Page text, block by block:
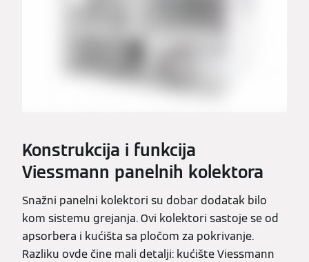
Konstrukcija i funkcija
Viessmann panelnih kolektora
Snažni panelni kolektori su dobar dodatak bilo
kom sistemu grejanja. Ovi kolektori sastoje se od
apsorbera i kućišta sa pločom za pokrivanje.
Razliku ovde čine mali detalji: kućište Viessmann